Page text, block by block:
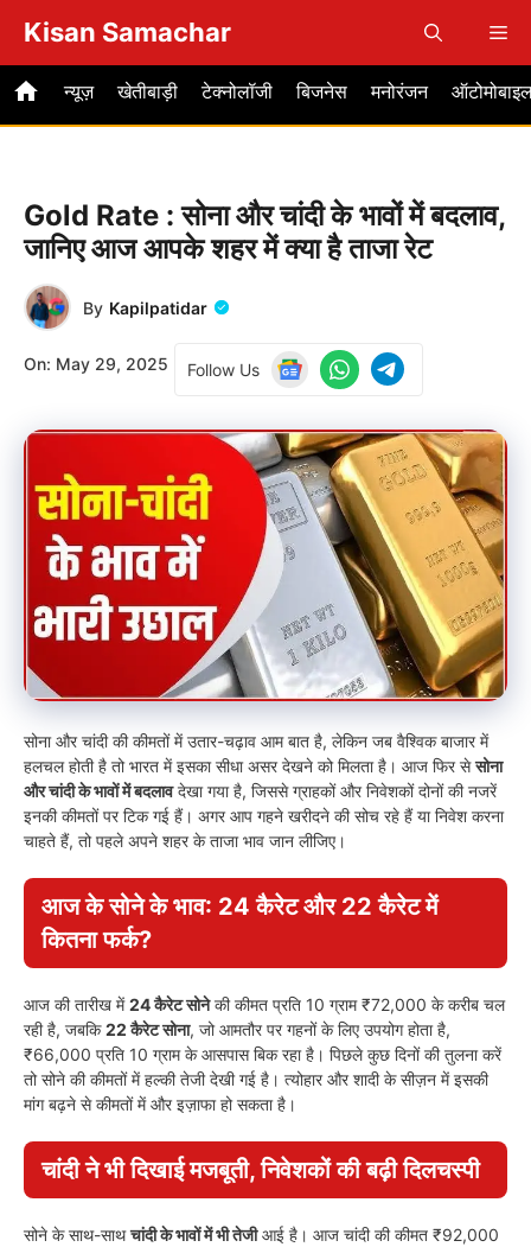
content
Kisan Samachar
न्यूज़ खेतीबाड़ी टेक्नोलॉजी बिजनेस मनोरंजन
Gold Rate : सोना और चांदी के भावों में बदलाव,
जानिए आज आपके शहर में क्या है ताजा रेट
By Kapilpatidar
On: May 29, 2025 Follow Us
सोना और चांदी की कीमतों में उतार-चढ़ाव आम बात है, लेकिन जब वैश्विक बाजार में
हलचल होती है तो भारत में इसका सीधा असर देखने को मिलता है। आज फिर सेसोना
और चांदी के भावों में बदलावदेखा गया है, जिससे ग्राहकों और निवेशकों दोनों की नजरें
इनकी कीमतों पर टिक गई हैं। अगर आप गहने खरीदने की सोच रहे हैं या निवेश करना
चाहते हैं, तो पहले अपने शहर के ताजा भाव जान लीजिए।
आज के सोने के भाव: 24 कैरेट और 22 कैरेट में
कितना फर्क?
आज की तारीख में24 कैरेट सोनेकी कीमत प्रति 10 ग्राम ₹72,000 के करीब चल
रही है, जबकि22 कैरेट सोना, जो आमतौर पर गहनों के लिए उपयोग होता है,
₹66,000 प्रति 10 ग्राम के आसपास बिक रहा है। पिछले कुछ दिनों की तुलना करें
तो सोने की कीमतों में हल्की तेजी देखी गई है। त्योहार और शादी के सीज़न में इसकी
मांग बढ़ने से कीमतों में और इज़ाफा हो सकता है।
चांदी ने भी दिखाई मजबूती, निवेशकों की बढ़ी दिलचस्पी
सोने के साथ-साथचांदी के भावों में भी तेजीआई है। आज चांदी की कीमत ₹92,000